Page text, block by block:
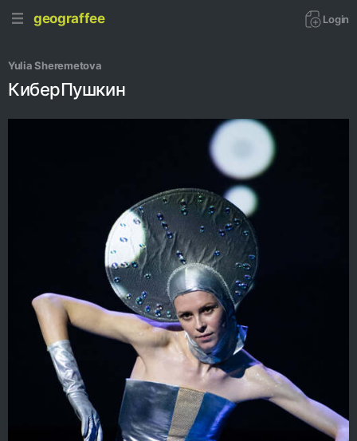
geograffee Login
Yulia Sheremetova
КиберПушкин